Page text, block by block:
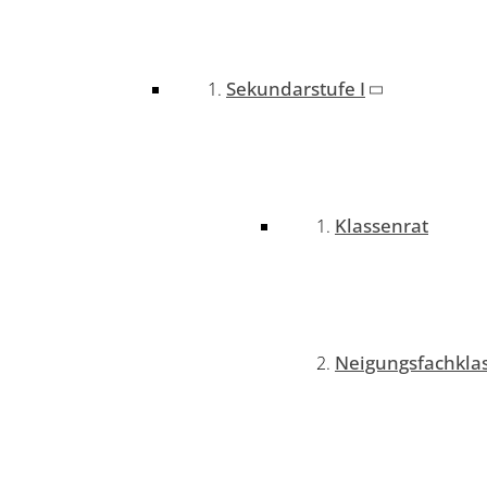
Sekundarstufe I
Klassenrat